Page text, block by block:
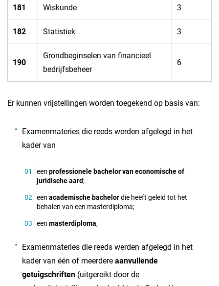
​181 ​Wiskunde ​3
182​ ​Statistiek ​3
​190
​Grondbeginselen van financieel
bedrijfsbeheer
​6
Er kunnen vrijstellingen worden toegekend op basis van:
Examenmateries die reeds werden afgelegd in het
kader van
een professionele bachelor van economische of
juridische aard;
een academische bachelordie heeft geleid tot het
behalen van een masterdiploma;
een masterdiploma;
Examenmateries die reeds werden afgelegd in het
kader van één of meerdere aanvullende
getuigschriften (uitgereikt door de